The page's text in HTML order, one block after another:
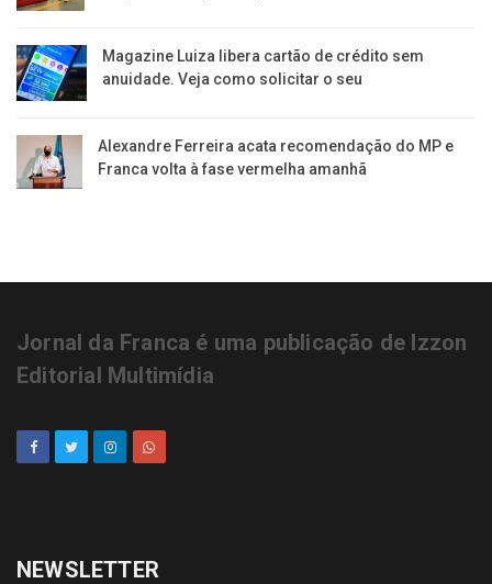
Magazine Luiza libera cartão de crédito sem
anuidade. Veja como solicitar o seu
Alexandre Ferreira acata recomendação do MP e
Franca volta à fase vermelha amanhã
Jornal da Franca é uma publicação de Izzon
Editorial Multimídia
NEWSLETTER